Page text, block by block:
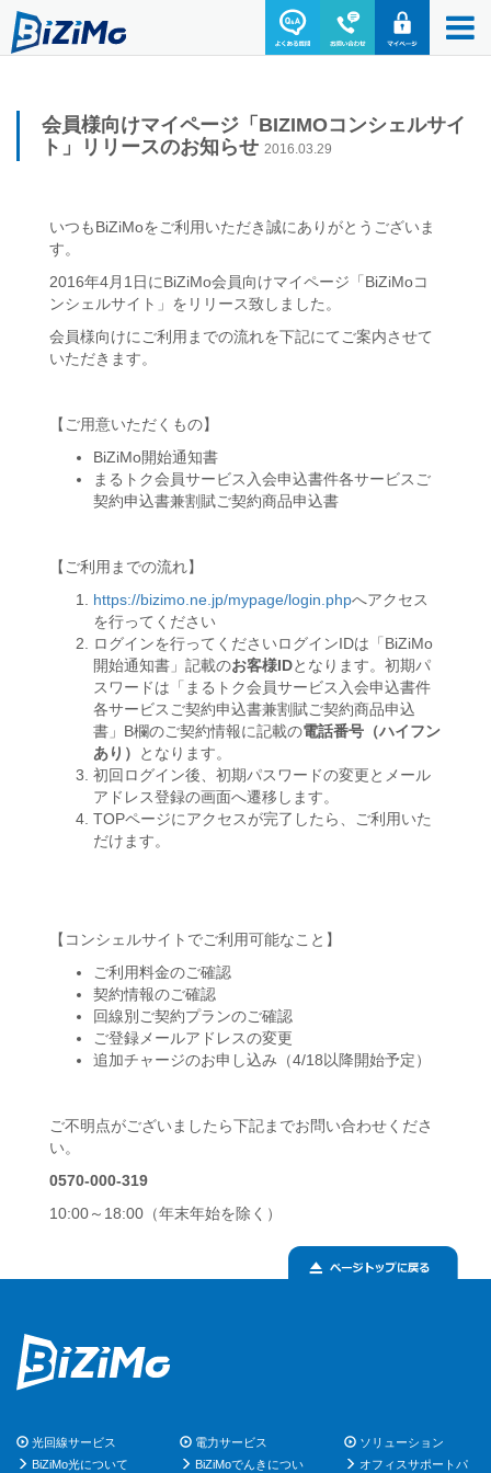
会員様向けマイページ「BIZIMOコンシェルサイ
ト」リリースのお知らせ 2016.03.29
いつもBiZiMoをご利用いただき誠にありがとうございま
す。
2016年4月1日にBiZiMo会員向けマイページ「BiZiMoコ
ンシェルサイト」をリリース致しました。
会員様向けにご利用までの流れを下記にてご案内させて
いただきます。
【ご用意いただくもの】
BiZiMo開始通知書
まるトク会員サービス入会申込書件各サービスご
契約申込書兼割賦ご契約商品申込書
【ご利用までの流れ】
https://bizimo.ne.jp/mypage/login.phpへアクセス
を行ってください
ログインを行ってくださいログインIDは「BiZiMo
開始通知書」記載のお客様IDとなります。初期パ
スワードは「まるトク会員サービス入会申込書件
各サービスご契約申込書兼割賦ご契約商品申込
書」B欄のご契約情報に記載の電話番号（ハイフン
あり）
となります。
初回ログイン後、初期パスワードの変更とメール
アドレス登録の画面へ遷移します。
TOPページにアクセスが完了したら、ご利用いた
だけます。
【コンシェルサイトでご利用可能なこと】
ご利用料金のご確認
契約情報のご確認
回線別ご契約プランのご確認
ご登録メールアドレスの変更
追加チャージのお申し込み（4/18以降開始予定）
ご不明点がございましたら下記までお問い合わせくださ
い。
0570-000-319
10:00～18:00（年末年始を除く）
光回線サービス
BiZiMo光について
電力サービス
BiZiMoでんきについ
ソリューション
オフィスサポートパ